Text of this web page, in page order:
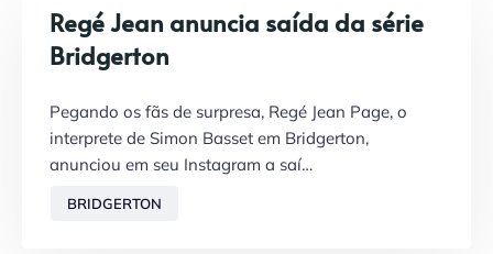
Regé Jean anuncia saída da série
Bridgerton
Pegando os fãs de surpresa, Regé Jean Page, o
interprete de Simon Basset em Bridgerton,
anunciou em seu Instagram a saí…
BRIDGERTON